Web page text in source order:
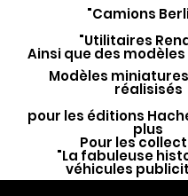
"Camions
"Utilitaires
Ainsi que des
Modèles miniatures
réalisisés
pour les éditions
plus
Pour les
"La fabuleuse
véhicules